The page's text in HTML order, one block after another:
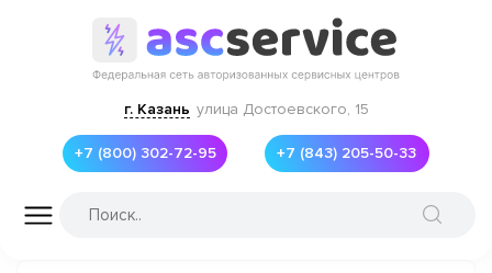
г. Казань улица Достоевского, 15
+7 (800) 302-72-95 +7 (843) 205-50-33